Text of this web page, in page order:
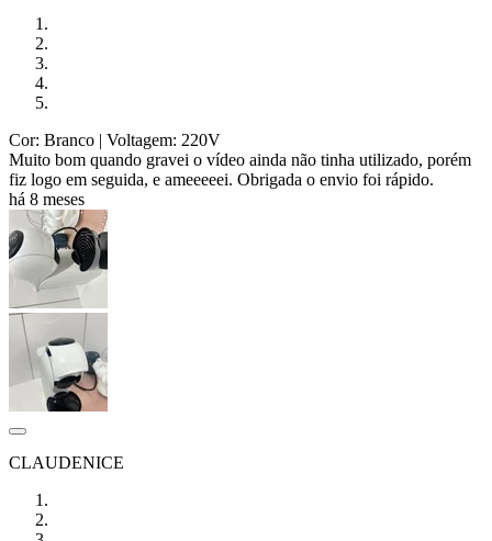
Cor: Branco | Voltagem: 220V
Muito bom quando gravei o vídeo ainda não tinha utilizado, porém
fiz logo em seguida, e ameeeeei. Obrigada o envio foi rápido.
há 8 meses
CLAUDENICE